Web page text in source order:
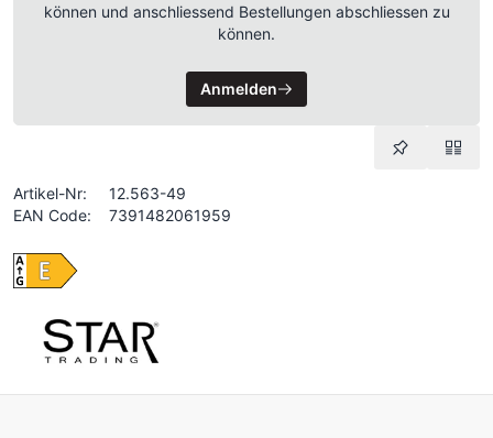
können und anschliessend Bestellungen abschliessen zu
können.
Anmelden
Artikel-Nr:
12.563-49
EAN Code:
7391482061959